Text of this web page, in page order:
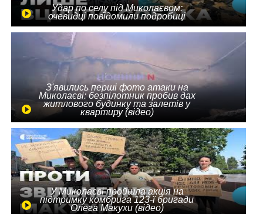
Удар по селу під Миколаєвом:
очевидці повідомили подробиці
З'явились перші фото атаки на
Миколаєві: безпілотник пробив дах
житлового будинку та залетів у
квартиру (відео)
У Миколаєві пройшла акція на
підтримку комбрига 123-ї бригади
Олега Макухи (відео)